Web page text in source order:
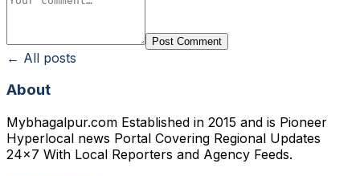
Post Comment
← All posts
About
Mybhagalpur.com Established in 2015 and is Pioneer
Hyperlocal news Portal Covering Regional Updates
24x7 With Local Reporters and Agency Feeds.